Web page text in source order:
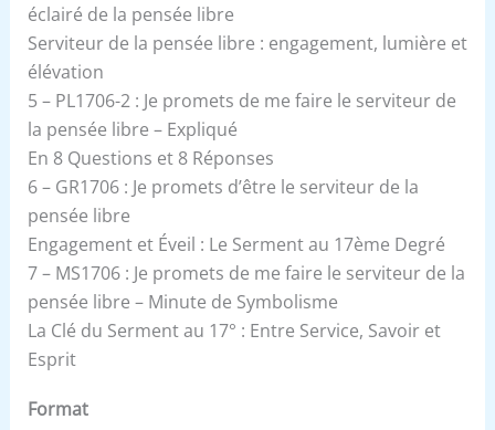
éclairé de la pensée libre
Serviteur de la pensée libre : engagement, lumière et
élévation
5 – PL1706-2 : Je promets de me faire le serviteur de
la pensée libre – Expliqué
En 8 Questions et 8 Réponses
6 – GR1706 : Je promets d’être le serviteur de la
pensée libre
Engagement et Éveil : Le Serment au 17ème Degré
7 – MS1706 : Je promets de me faire le serviteur de la
pensée libre – Minute de Symbolisme
La Clé du Serment au 17° : Entre Service, Savoir et
Esprit
Format